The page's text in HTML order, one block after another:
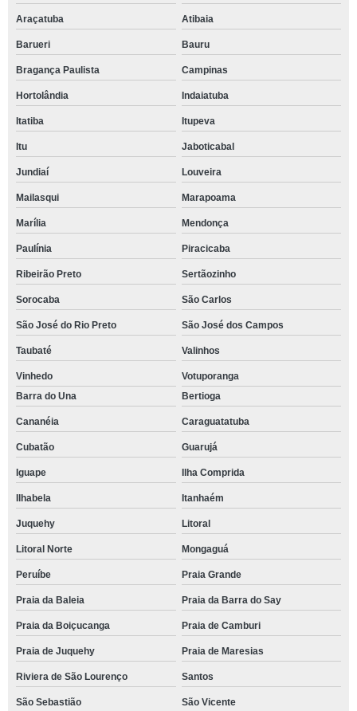
Araçatuba Atibaia
Barueri Bauru
Bragança Paulista Campinas
Hortolândia Indaiatuba
Itatiba Itupeva
Itu Jaboticabal
Jundiaí Louveira
Mailasqui Marapoama
Marília Mendonça
Paulínia Piracicaba
Ribeirão Preto Sertãozinho
Sorocaba São Carlos
São José do Rio Preto São José dos Campos
Taubaté Valinhos
Vinhedo
Votuporanga
Barra do Una
Bertioga
Cananéia Caraguatatuba
Cubatão Guarujá
Iguape Ilha Comprida
Ilhabela Itanhaém
Juquehy Litoral
Litoral Norte Mongaguá
Peruíbe Praia Grande
Praia da Baleia Praia da Barra do Say
Praia da Boiçucanga Praia de Camburi
Praia de Juquehy Praia de Maresias
Riviera de São Lourenço Santos
São Sebastião São Vicente